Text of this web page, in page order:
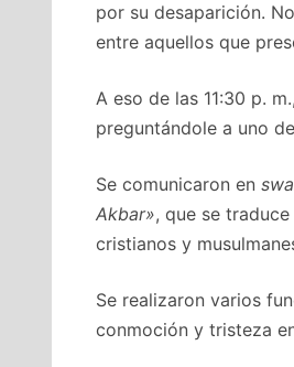
por su desaparición.
entre aquellos que
A eso de las 11:30 p.
preguntándole a uno
Se comunicaron en
Akbar», que se
cristianos y
Se realizaron varios
conmoción y tristeza